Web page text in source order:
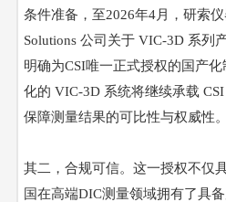
条件准备，至2026年4月，研索
Solutions 公司关于 VIC-3D 系列
明确为CSI唯一正式授权的国产
化的 VIC-3D 系统将继续承载
保障测量结果的可比性与权威性。
其二，合规可信。这一授权不仅
国在高端DIC测量领域拥有了具